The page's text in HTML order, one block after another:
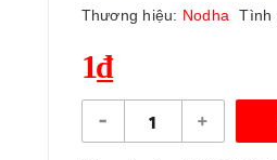
Thương hiệu: Nodha Tình
1₫
- +